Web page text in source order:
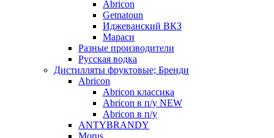
Abricon
Getnatoun
Иджеванский ВКЗ
Мараси
Разные производители
Русская водка
Дистилляты фруктовые; Бренди
Abricon
Abricon классика
Abricon в п/у NEW
Abricon в п/у
ANTYBRANDY
Morus